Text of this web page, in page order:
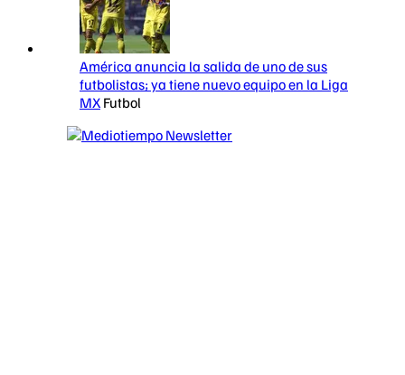
América anuncia la salida de uno de sus
futbolistas; ya tiene nuevo equipo en la Liga
MX Futbol